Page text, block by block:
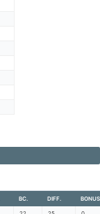
BC. DIFF. BONUS